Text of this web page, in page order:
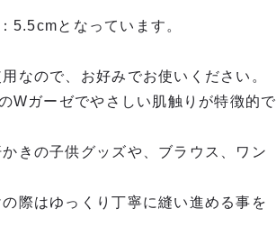
5.5cmとなっています。
なので、お好みでお使いください。
Wガーゼでやさしい肌触りが特徴的で
きの子供グッズや、ブラウス、ワン
際はゆっくり丁寧に縫い進める事を